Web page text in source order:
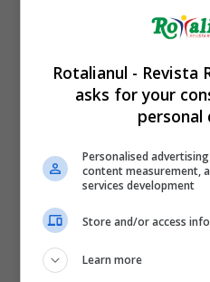
Rotalianul - Revista
asks for your
personal
Personalised
content measurement,
services development
Store and/or access
Learn more